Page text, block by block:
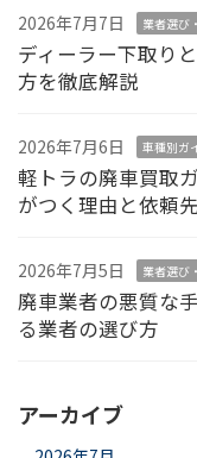
2026年7月7日 業者選び
ディーラー下取り
方を徹底解説
2026年7月6日 車種別ガ
軽トラの廃車買取
がつく理由と依頼
2026年7月5日 業者選び
廃車業者の悪質な
る業者の選び方
アーカイブ